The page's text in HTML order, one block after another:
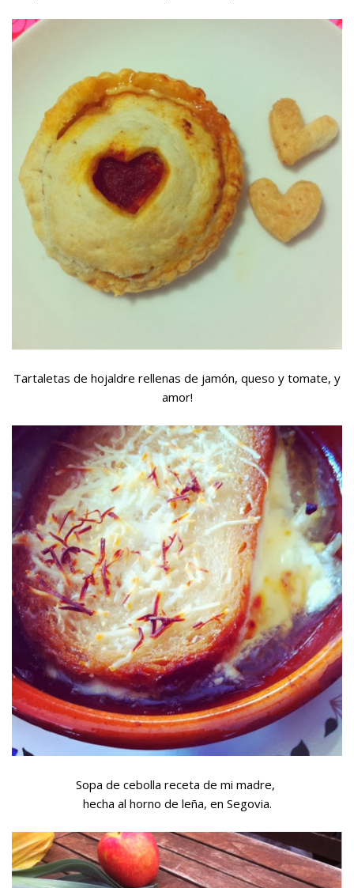
Tartaletas de hojaldre rellenas de jamón, queso y tomate, y
amor!
Sopa de cebolla receta de mi madre,
hecha al horno de leña, en Segovia.